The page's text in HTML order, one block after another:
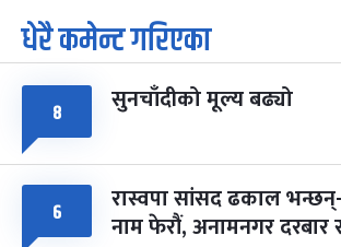
७
आइत
पूर्णिमा व्रत
चैत्र ७, २०८३-Mar 21, 2027
८ फागुपूर्णिमा
धेरै कमेन्ट गरिएका
८ सुनचाँदीको मूल्य बढ्यो
६ रास्वपा सांसद ढकाल
नाम फेरौं, अनामनगर दरबार